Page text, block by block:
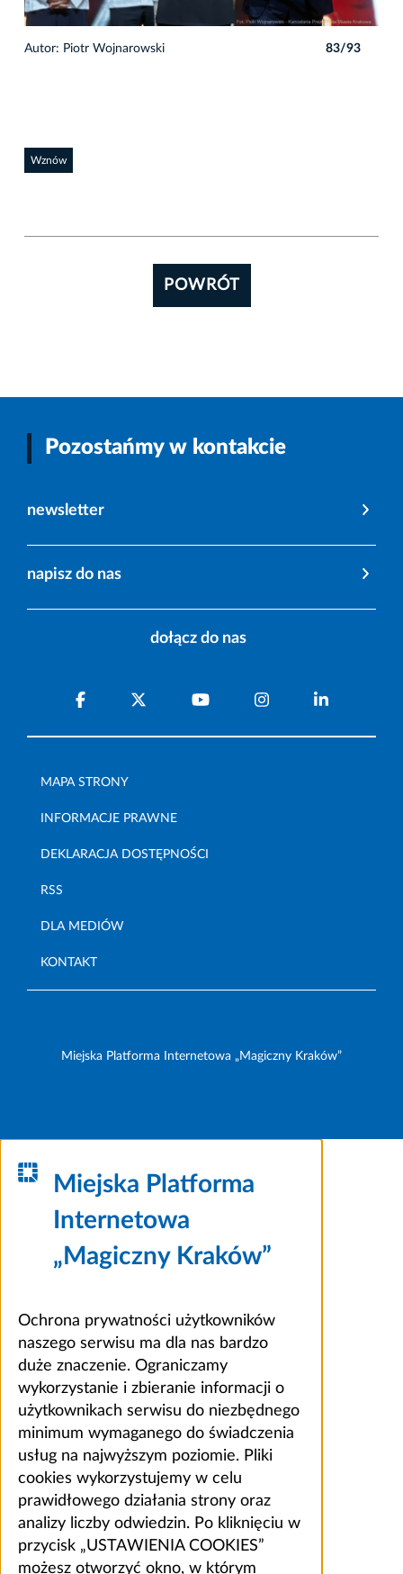
Autor: Piotr Wojnarowski 83/93
Wznów
POWRÓT
Pozostańmy w kontakcie
newsletter
napisz do nas
dołącz do nas
MAPA STRONY
INFORMACJE PRAWNE
DEKLARACJA DOSTĘPNOŚCI
RSS
DLA MEDIÓW
KONTAKT
Miejska Platforma Internetowa „Magiczny Kraków”
Miejska Platforma
Internetowa
„Magiczny Kraków”
Ochrona prywatności użytkowników
naszego serwisu ma dla nas bardzo
duże znaczenie. Ograniczamy
wykorzystanie i zbieranie informacji o
użytkownikach serwisu do niezbędnego
minimum wymaganego do świadczenia
usług na najwyższym poziomie. Pliki
cookies wykorzystujemy w celu
prawidłowego działania strony oraz
analizy liczby odwiedzin. Po kliknięciu w
przycisk „USTAWIENIA COOKIES”
możesz otworzyć okno, w którym